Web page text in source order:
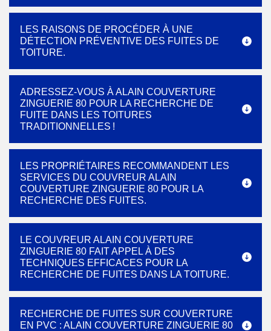
LES RAISONS DE PROCÉDER À UNE
DÉTECTION PRÉVENTIVE DES FUITES DE
TOITURE.
ADRESSEZ-VOUS À ALAIN COUVERTURE
ZINGUERIE 80 POUR LA RECHERCHE DE
FUITE DANS LES TOITURES
TRADITIONNELLES !
LES PROPRIÉTAIRES RECOMMANDENT LES
SERVICES DU COUVREUR ALAIN
COUVERTURE ZINGUERIE 80 POUR LA
RECHERCHE DES FUITES.
LE COUVREUR ALAIN COUVERTURE
ZINGUERIE 80 FAIT APPEL À DES
TECHNIQUES EFFICACES POUR LA
RECHERCHE DE FUITES DANS LA TOITURE.
RECHERCHE DE FUITES SUR COUVERTURE
EN PVC : ALAIN COUVERTURE ZINGUERIE 80